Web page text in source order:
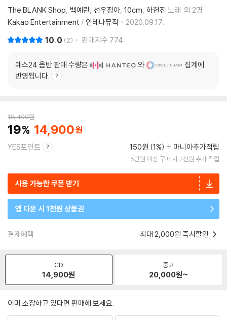
The BLANK Shop 백예린 선우정아 10cm 하헌진 노래 외 2명
Kakao Entertainment / 안테나뮤직 2020.09.17.
10.0 2 판매지수 774
예스24 음반 판매 수량은 와
집계에
반영됩니다.
18,400원
19 14,900
YES포인트 150원 (1%) 마니아추가적립
5만원 이상 구매 시 2천원 추가 적립
사용 가능한 쿠폰 받기
앱 다운 시 1천원 상품권
결제혜택 최대 2,000원 즉시할인
CD
14,900원
중고
20,000원~
이미 소장하고 있다면 판매해 보세요.